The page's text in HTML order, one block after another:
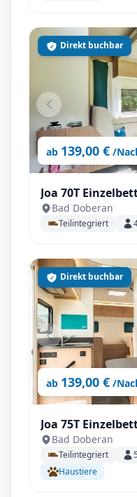
ab 139,00 € /
Direkt buchbar
Joa 70T
großer
Personen, unter
Bad Doberan
Teilintegriert
ab 139,00 € /
Direkt buchbar
Joa 75T
großer
Personen
Bad Doberan
Teilintegriert
Haustiere